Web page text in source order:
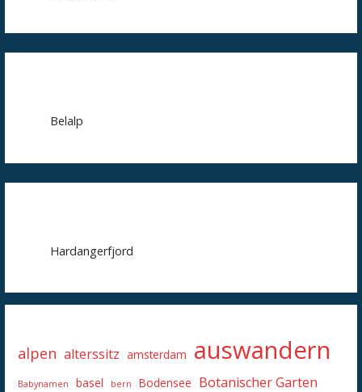
Belalp
Hardangerfjord
alpen alterssitz amsterdam auswandern
Babynamen basel bern Bodensee Botanischer Garten